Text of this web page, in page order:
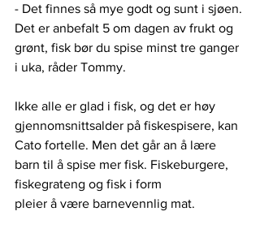
- Det finnes så mye godt og sunt i sjøen.
Det er anbefalt 5 om dagen av frukt og
grønt, fisk bør du spise minst tre ganger
i uka, råder Tommy.
Ikke alle er glad i fisk, og det er høy
gjennomsnittsalder på fiskespisere, kan
Cato fortelle. Men det går an å lære
barn til å spise mer fisk. Fiskeburgere,
fiskegrateng og fisk i form
pleier å være barnevennlig mat.